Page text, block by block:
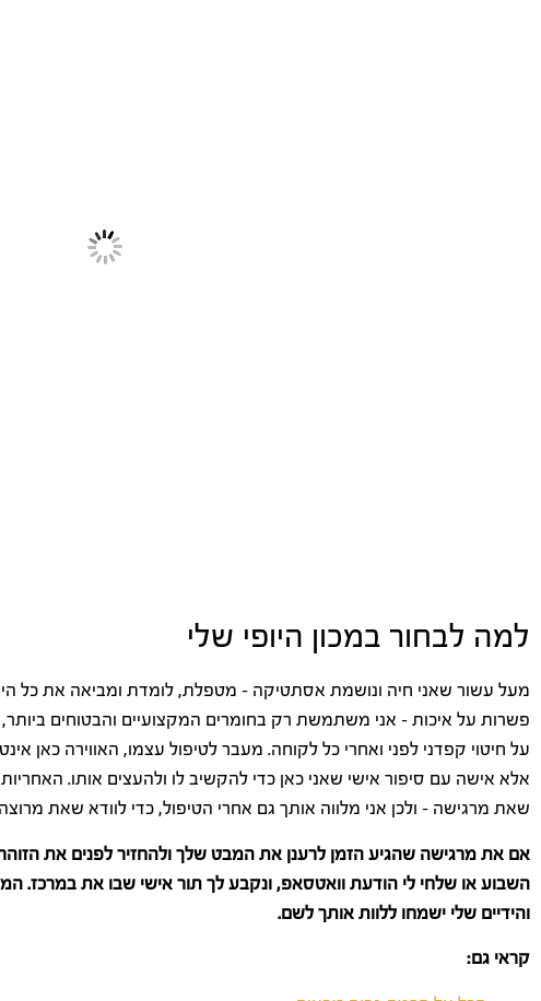
למה לבחור במכון היופי שלי
מעל עשור שאני חיה ונושמת אסתטיקה – מטפלת, לומדת ומביאה את כל הידע
פשרות על איכות – אני משתמשת רק בחומרים המקצועיים והבטוחים
על חיטוי קפדני לפני ואחרי כל לקוחה. מעבר לטיפול עצמו, האווירה כאן
אלא אישה עם סיפור אישי שאני כאן כדי להקשיב לו ולהעצים אותו.
שאת מרגישה – ולכן אני מלווה אותך גם אחרי הטיפול, כדי לוודא שאת
אם את מרגישה שהגיע הזמן לרענן את המבט שלך ולהחזיר לפנים את
השבוע או שלחי לי הודעת וואטסאפ, ונקבע לך תור אישי שבו את במרכז.
והידיים שלי ישמחו ללוות אותך לשם.
קראי גם: